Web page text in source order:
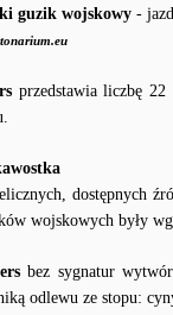
guzik wojskowy -
przedstawia liczbę
dostępnych
wojskowych były
bez sygnatur
odlewu ze stopu: